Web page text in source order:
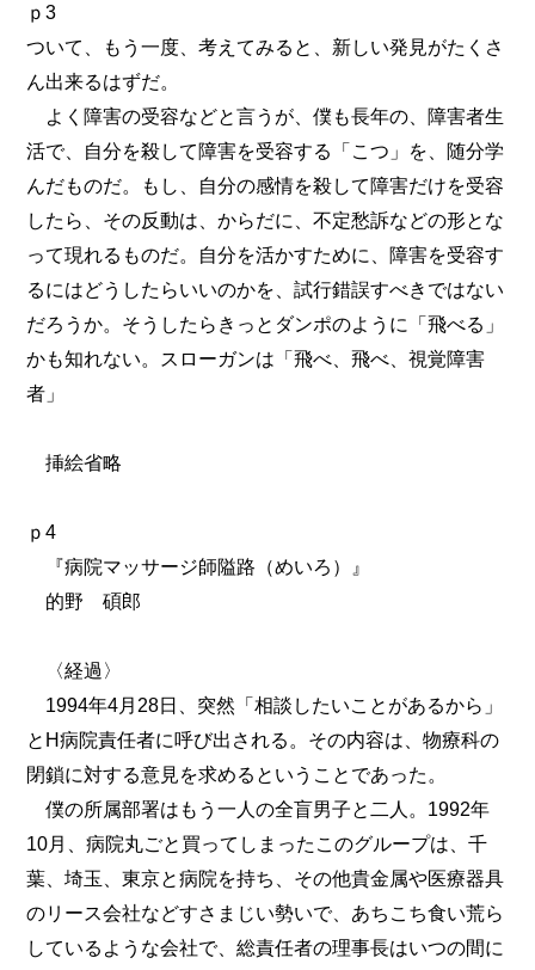
ｐ3
ついて、もう一度、考えてみると、新しい発見がたくさ
ん出来るはずだ。
よく障害の受容などと言うが、僕も長年の、障害者生
活で、自分を殺して障害を受容する「こつ」を、随分学
んだものだ。もし、自分の感情を殺して障害だけを受容
したら、その反動は、からだに、不定愁訴などの形とな
って現れるものだ。自分を活かすために、障害を受容す
るにはどうしたらいいのかを、試行錯誤すべきではない
だろうか。そうしたらきっとダンポのように「飛べる」
かも知れない。スローガンは「飛べ、飛べ、視覚障害
者」
挿絵省略
ｐ4
『病院マッサージ師隘路（めいろ）』
的野 碩郎
〈経過〉
1994年4月28日、突然「相談したいことがあるから」
とH病院責任者に呼び出される。その内容は、物療科の
閉鎖に対する意見を求めるということであった。
僕の所属部署はもう一人の全盲男子と二人。1992年
10月、病院丸ごと買ってしまったこのグループは、千
葉、埼玉、東京と病院を持ち、その他貴金属や医療器具
のリース会社などすさまじい勢いで、あちこち食い荒ら
しているような会社で、総責任者の理事長はいつの間に